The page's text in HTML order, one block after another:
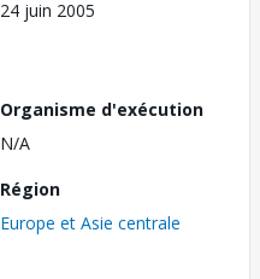
24 juin 2005
Organisme d'exécution
N/A
Région
Europe et Asie centrale